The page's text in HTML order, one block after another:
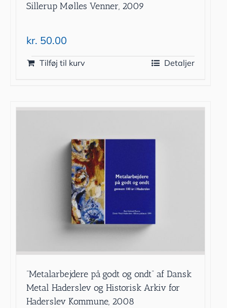
Sillerup Mølles Venner, 2009
kr. 50.00
Tilføj til kurv Detaljer
”Metalarbejdere på godt og ondt” af Dansk
Metal Haderslev og Historisk Arkiv for
Haderslev Kommune, 2008